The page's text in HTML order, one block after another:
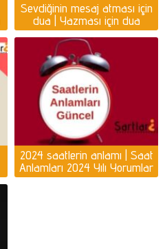
Sevdiğinin mesaj atması için
dua | Yazması için dua
2024 saatlerin anlamı | Saat
Anlamları 2024 Yılı Yorumlar